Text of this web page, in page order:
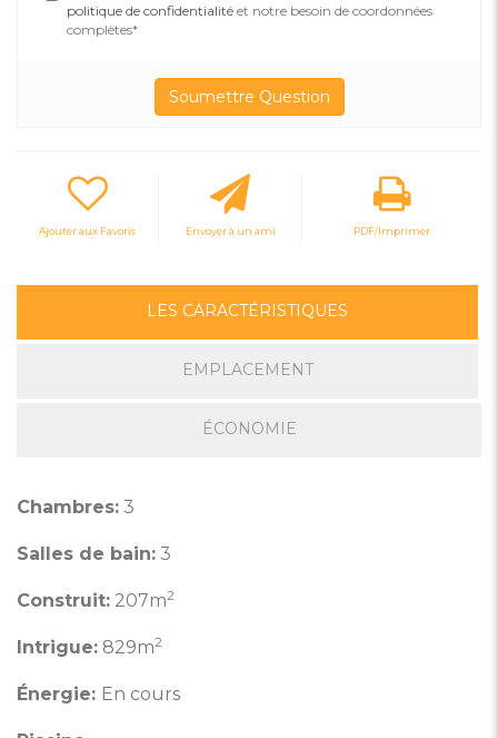
politique de confidentialité et notre besoin de coordonnées
complètes*
Ajouter aux Favoris Envoyer à un ami PDF/Imprimer
LES CARACTÉRISTIQUES
EMPLACEMENT
ÉCONOMIE
Chambres: 3
Salles de bain: 3
Construit: 207m2
Intrigue: 829m2
Énergie: En cours